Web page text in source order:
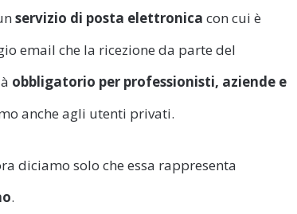
servizio di posta elettronica con cui è
email che la ricezione da parte del
obbligatorio per professionisti, aziende e
anche agli utenti privati.
diciamo solo che essa rappresenta
.